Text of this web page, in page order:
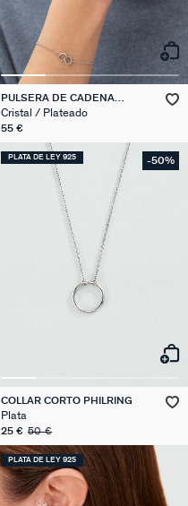
PULSERA DE CADENA
RONDOU
Cristal / Plateado
55 €
PLATA DE LEY 925 -50%
COLLAR CORTO PHILRING
Plata
25 € 50 €
PLATA DE LEY 925